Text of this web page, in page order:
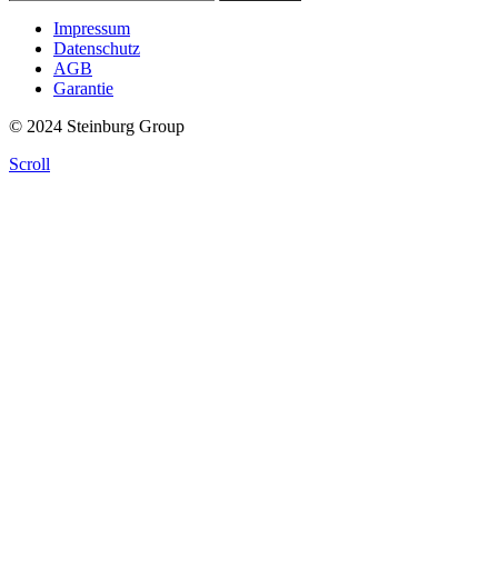
Impressum
Datenschutz
AGB
Garantie
© 2024 Steinburg Group
Scroll